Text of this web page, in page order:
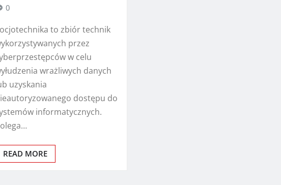
0
to zbiór technik
przez
w celu
wrażliwych danych
uzyskania
dostępu do
informatycznych.
READ MORE